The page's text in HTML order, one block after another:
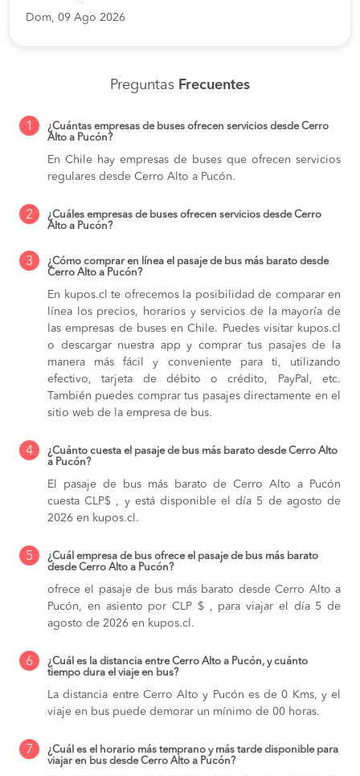
Dom, 09 Ago 2026
Preguntas Frecuentes
1
¿Cuántas empresas de buses ofrecen servicios desde Cerro
Alto a Pucón?
En Chile hay empresas de buses que ofrecen servicios
regulares desde Cerro Alto a Pucón.
2
¿Cuáles empresas de buses ofrecen servicios desde Cerro
Alto a Pucón?
3
¿Cómo comprar en línea el pasaje de bus más barato desde
Cerro Alto a Pucón?
En kupos.cl te ofrecemos la posibilidad de comparar en
línea los precios, horarios y servicios de la mayoría de
las empresas de buses en Chile. Puedes visitar kupos.cl
o descargar nuestra app y comprar tus pasajes de la
manera más fácil y conveniente para ti, utilizando
efectivo, tarjeta de débito o crédito, PayPal, etc.
También puedes comprar tus pasajes directamente en el
sitio web de la empresa de bus.
4
¿Cuánto cuesta el pasaje de bus más barato desde Cerro Alto
a Pucón?
El pasaje de bus más barato de Cerro Alto a Pucón
cuesta CLP$ , y está disponible el día 5 de agosto de
2026 en kupos.cl.
5
¿Cuál empresa de bus ofrece el pasaje de bus más barato
desde Cerro Alto a Pucón?
ofrece el pasaje de bus más barato desde Cerro Alto a
Pucón, en asiento por CLP $ , para viajar el día 5 de
agosto de 2026 en kupos.cl.
6
¿Cuál es la distancia entre Cerro Alto a Pucón, y cuánto
tiempo dura el viaje en bus?
La distancia entre Cerro Alto y Pucón es de 0 Kms, y el
viaje en bus puede demorar un mínimo de 00 horas.
7
¿Cuál es el horario más temprano y más tarde disponible para
viajar en bus desde Cerro Alto a Pucón?